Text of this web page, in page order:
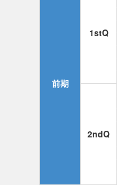
前期
1stQ
2ndQ